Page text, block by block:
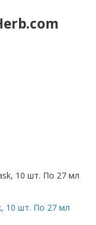
10 шт. По 27 мл